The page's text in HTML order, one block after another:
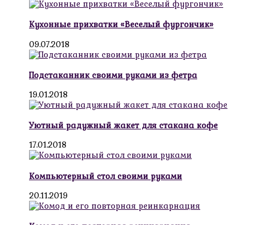
Кухонные прихватки «Веселый фургончик»
09.07.2018
Подстаканник своими руками из фетра
19.01.2018
Уютный радужный жакет для стакана кофе
17.01.2018
Компьютерный стол своими руками
20.11.2019